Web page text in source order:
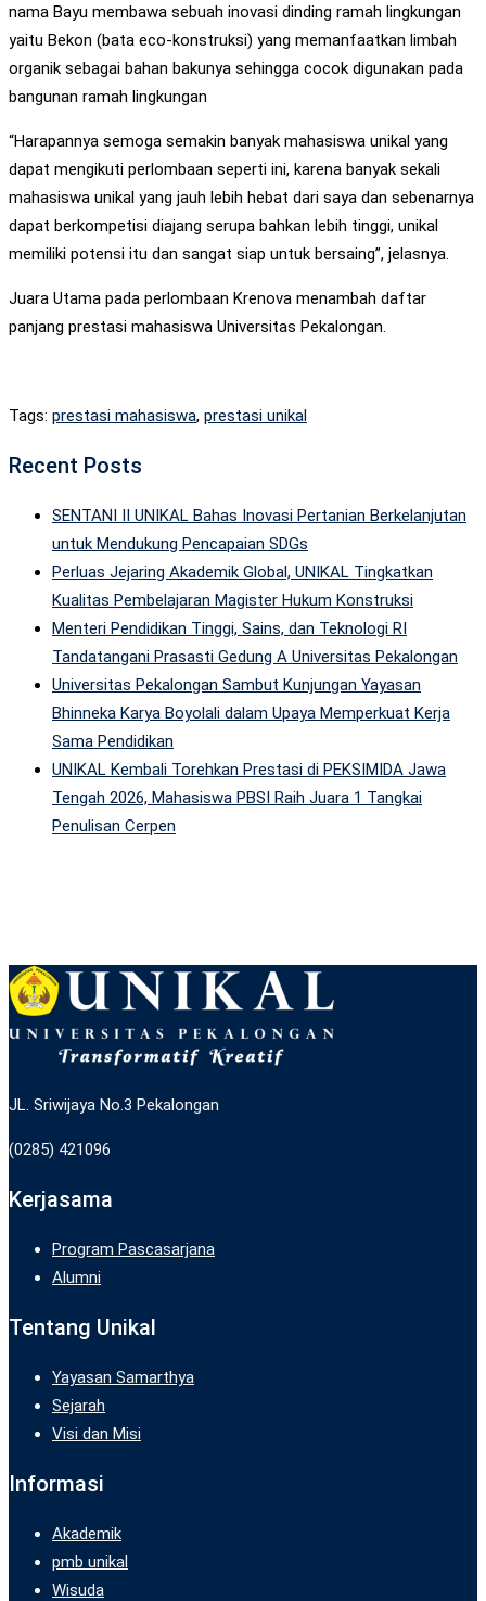
nama Bayu membawa sebuah inovasi dinding ramah lingkungan
yaitu Bekon (bata eco-konstruksi) yang memanfaatkan limbah
organik sebagai bahan bakunya sehingga cocok digunakan pada
bangunan ramah lingkungan
“Harapannya semoga semakin banyak mahasiswa unikal yang
dapat mengikuti perlombaan seperti ini, karena banyak sekali
mahasiswa unikal yang jauh lebih hebat dari saya dan sebenarnya
dapat berkompetisi diajang serupa bahkan lebih tinggi, unikal
memiliki potensi itu dan sangat siap untuk bersaing”, jelasnya.
Juara Utama pada perlombaan Krenova menambah daftar
panjang prestasi mahasiswa Universitas Pekalongan.
Tags: prestasi mahasiswa, prestasi unikal
Recent Posts
SENTANI II UNIKAL Bahas Inovasi Pertanian Berkelanjutan
untuk Mendukung Pencapaian SDGs
Perluas Jejaring Akademik Global, UNIKAL Tingkatkan
Kualitas Pembelajaran Magister Hukum Konstruksi
Menteri Pendidikan Tinggi, Sains, dan Teknologi RI
Tandatangani Prasasti Gedung A Universitas Pekalongan
Universitas Pekalongan Sambut Kunjungan Yayasan
Bhinneka Karya Boyolali dalam Upaya Memperkuat Kerja
Sama Pendidikan
UNIKAL Kembali Torehkan Prestasi di PEKSIMIDA Jawa
Tengah 2026, Mahasiswa PBSI Raih Juara 1 Tangkai
Penulisan Cerpen
JL. Sriwijaya No.3 Pekalongan
(0285) 421096
Kerjasama
Program Pascasarjana
Alumni
Tentang Unikal
Yayasan Samarthya
Sejarah
Visi dan Misi
Informasi
Akademik
pmb unikal
Wisuda